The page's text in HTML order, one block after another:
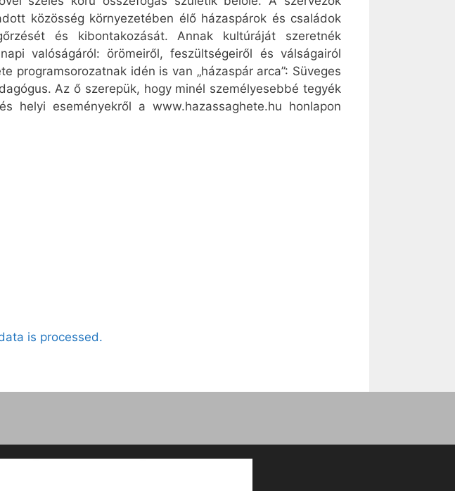
közösség környezetében élő házaspárok és családok
és kibontakozását. Annak kultúráját szeretnék
valóságáról: örömeiről, feszültségeiről és válságairól
programsorozatnak idén is van „házaspár arca”: Süveges
Az ő szerepük, hogy minél személyesebbé tegyék
helyi eseményekről a www.hazassaghete.hu honlapon
is processed.